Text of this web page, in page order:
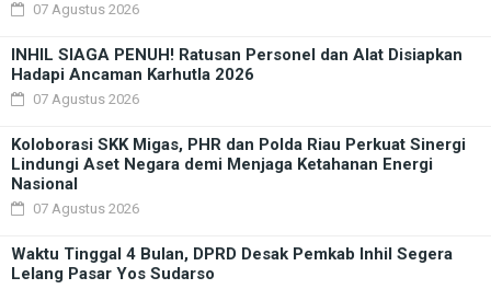
07 Agustus 2026
INHIL SIAGA PENUH! Ratusan Personel dan Alat Disiapkan
Hadapi Ancaman Karhutla 2026
07 Agustus 2026
Koloborasi SKK Migas, PHR dan Polda Riau Perkuat Sinergi
Lindungi Aset Negara demi Menjaga Ketahanan Energi
Nasional
07 Agustus 2026
Waktu Tinggal 4 Bulan, DPRD Desak Pemkab Inhil Segera
Lelang Pasar Yos Sudarso